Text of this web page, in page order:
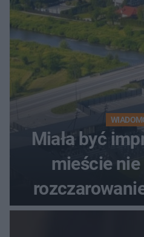
Miała być
mieście nie
obwinianie.